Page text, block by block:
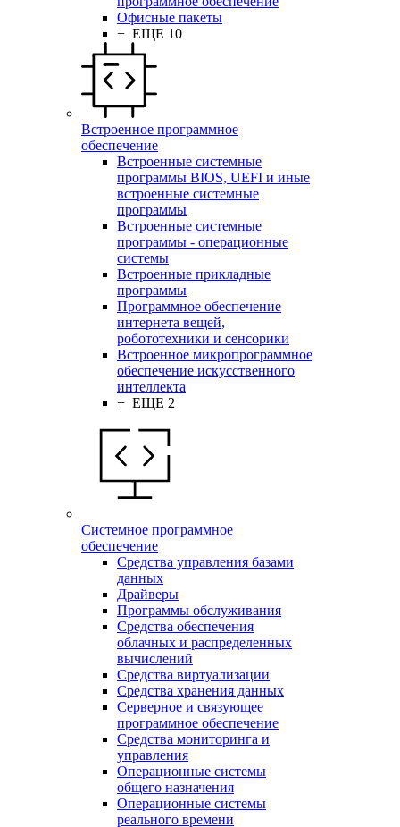
Офисные пакеты
+ ЕЩЕ 10
Встроенное программное
обеспечение
Встроенные системные
программы BIOS, UEFI и иные
встроенные системные
программы
Встроенные системные
программы - операционные
системы
Встроенные прикладные
программы
Программное обеспечение
интернета вещей,
робототехники и сенсорики
Встроенное микропрограммное
обеспечение искусственного
интеллекта
+ ЕЩЕ 2
Системное программное
обеспечение
Средства управления базами
данных
Драйверы
Программы обслуживания
Средства обеспечения
облачных и распределенных
вычислений
Средства виртуализации
Средства хранения данных
Серверное и связующее
программное обеспечение
Средства мониторинга и
управления
Операционные системы
общего назначения
Операционные системы
реального времени